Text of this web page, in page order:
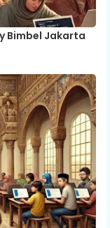
Bimbel Jakarta